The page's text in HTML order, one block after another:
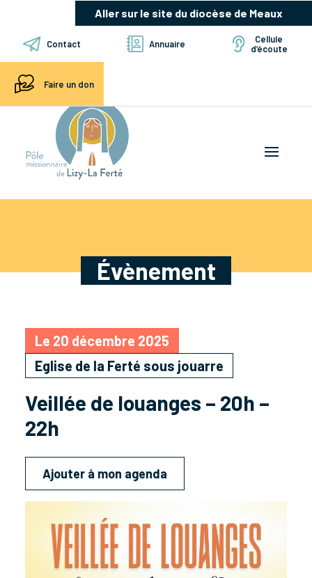
Aller sur le site du diocèse de Meaux
Contact Annuaire
Cellule
d’écoute
Faire un don
Évènement
Le 20 décembre 2025
Eglise de la Ferté sous jouarre
Veillée de louanges – 20h –
22h
Ajouter à mon agenda